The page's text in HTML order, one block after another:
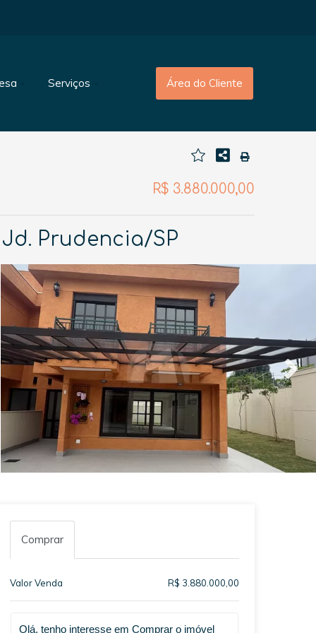
Serviços Área do Cliente
R$ 3.880.000,00
Jd. Prudencia/SP
Comprar
Valor Venda R$ 3.880.000,00